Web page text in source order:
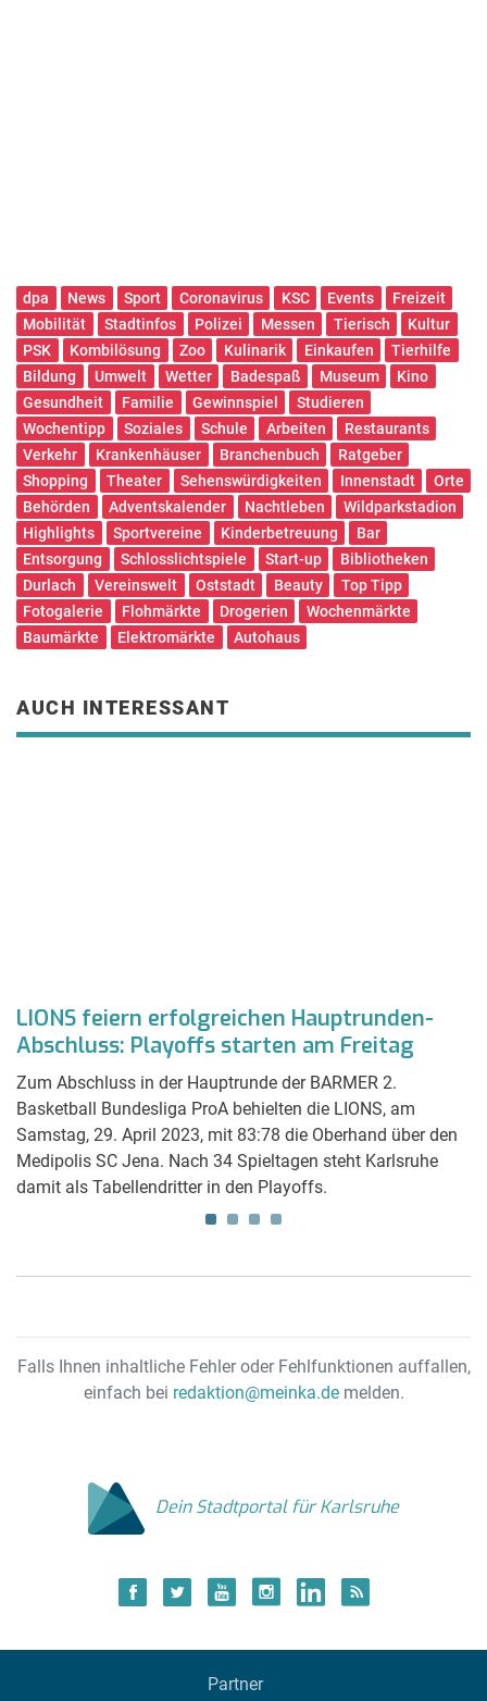
dpa News Sport Coronavirus KSC Events
Freizeit
Mobilität
Stadtinfos Polizei Messen Tierisch
Kultur
PSK
Kombilösung Zoo Kulinarik Einkaufen
Tierhilfe
Bildung
Umwelt Wetter Badespaß Museum
Kino
Gesundheit
Familie Gewinnspiel
Studieren
Wochentipp
Soziales Schule Arbeiten
Restaurants
Verkehr
Krankenhäuser Branchenbuch
Ratgeber
Shopping
Theater Sehenswürdigkeiten Innenstadt
Orte
Behörden
Adventskalender Nachtleben
Wildparkstadion
Highlights
Sportvereine Kinderbetreuung
Bar
Entsorgung
Schlosslichtspiele Start-up
Bibliotheken
Durlach
Vereinswelt Oststadt Beauty
Top Tipp
Fotogalerie
Flohmärkte Drogerien
Wochenmärkte
Baumärkte
Elektromärkte Autohaus
AUCH INTERESSANT
LIONS feiern erfolgreichen Hauptrunden-
Abschluss: Playoffs starten am Freitag
Zum Abschluss in der Hauptrunde der BARMER 2.
Basketball Bundesliga ProA behielten die LIONS, am
Samstag, 29. April 2023, mit 83:78 die Oberhand über den
Medipolis SC Jena. Nach 34 Spieltagen steht Karlsruhe
damit als Tabellendritter in den Playoffs.
Falls Ihnen inhaltliche Fehler oder Fehlfunktionen auffallen,
einfach bei redaktion@meinka.demelden.
Dein Stadtportal für Karlsruhe
Partner